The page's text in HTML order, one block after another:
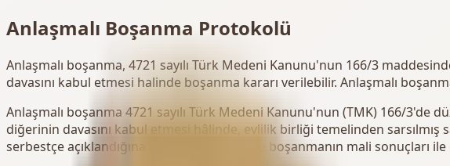
Anlaşmalı Boşanma Protokolü
Anlaşmalı boşanma, 4721 sayılı Türk Medeni Kanunu'nun 166/3
davasını kabul etmesi halinde boşanma kararı verilebilir. Anlaşmalı
Anlaşmalı boşanma 4721 sayılı Türk Medeni Kanunu'nun (TMK) 166/
diğerinin davasını kabul etmesi hâlinde, evlilik birliği temelinden
serbestçe açıklandığına kanaat getirmesi ve boşanmanın mali